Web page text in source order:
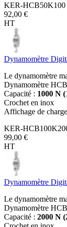
KER-HCB50K100
92,00 €
HT
Dynamomètre
Le dynamomètre
Dynamomètre
Capacité : 1000 N
Crochet en inox
Affichage de
KER-
99,00 €
HT
Dynamomètre
Le dynamomètre
Dynamomètre
Capacité : 2000 N